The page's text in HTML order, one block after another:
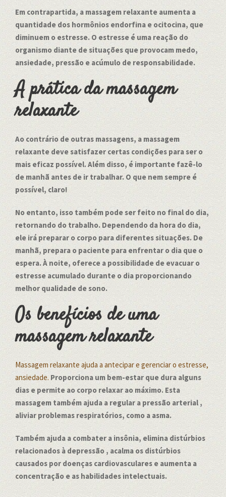
Em contrapartida, a massagem relaxante aumenta a
quantidade dos hormônios endorfina e ocitocina, que
diminuem o estresse. O estresse é uma reação do
organismo diante de situações que provocam medo,
ansiedade, pressão e acúmulo de responsabilidade.
A prática da massagem
relaxante
Ao contrário de outras massagens, a massagem
relaxante deve satisfazer certas condições para ser o
mais eficaz possível. Além disso, é importante fazê-lo
de manhã antes de ir trabalhar. O que nem sempre é
possível, claro!
No entanto, isso também pode ser feito no final do dia,
retornando do trabalho. Dependendo da hora do dia,
ele irá preparar o corpo para diferentes situações. De
manhã, prepara o paciente para enfrentar o dia que o
espera. À noite, oferece a possibilidade de evacuar o
estresse acumulado durante o dia proporcionando
melhor qualidade de sono.
Os benefícios de uma
massagem relaxante
Massagem relaxante ajuda a antecipar e gerenciar o estresse,
ansiedade. Proporciona um bem-estar que dura alguns
dias e permite ao corpo relaxar ao máximo. Esta
massagem também ajuda a regular a pressão arterial ,
aliviar problemas respiratórios, como a asma.
Também ajuda a combater a insônia, elimina distúrbios
relacionados à depressão , acalma os distúrbios
causados por doenças cardiovasculares e aumenta a
concentração e as habilidades intelectuais.